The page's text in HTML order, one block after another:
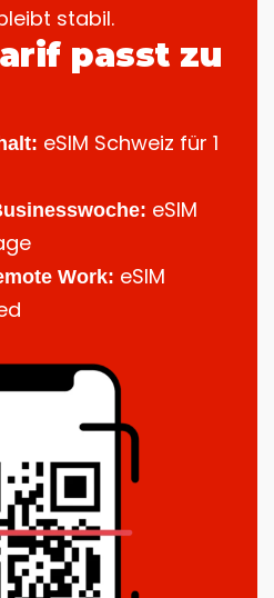
stabil.
passt zu
eSIM Schweiz für 1
eSIM
Work: eSIM